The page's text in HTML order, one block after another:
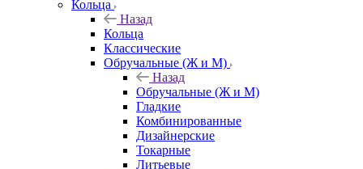
Кольца
Назад
Кольца
Классические
Обручальные (Ж и М)
Назад
Обручальные (Ж и М)
Гладкие
Комбинированные
Дизайнерские
Токарные
Литьевые